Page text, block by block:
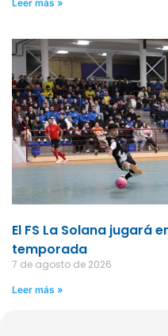
Leer más »
El FS La Solana jugará
temporada
7 de agosto de 2026
Leer más »